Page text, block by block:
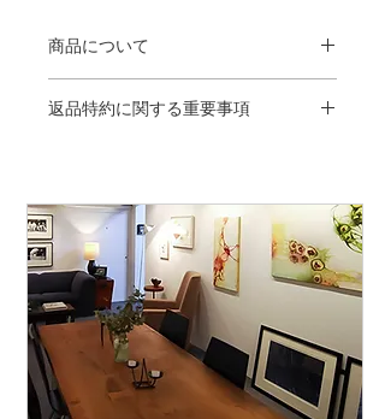
商品について
チュラル）透明アクリル使用／フレー
／※商品の色は、ご覧いただいている
ディスプレイの状態により、実物と多
少の違いが生じることがございますの
でご了承ください。
返品特約に関する重要事項
◎発送手違いに関して、送料着払いに
て弊社にお送り下さい。（到着日にご
連絡下さい）
◎商品が不良品の場合、送料着払いに
て弊社にお送り下さい。（到着日にご
連絡下さい）返品商品を確認後、交換
もしくは返金の手続きを取らせて頂き
ます。不良品の判断は、製品を検査し